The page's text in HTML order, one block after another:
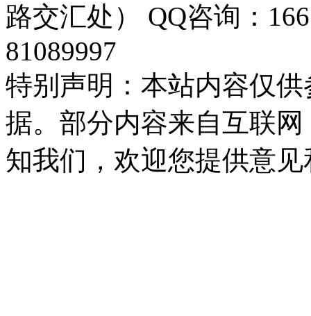
路交汇处） QQ咨询：
81089997
特别声明：本站内容仅
据。部分内容来自互联
知我们，欢迎您提供意